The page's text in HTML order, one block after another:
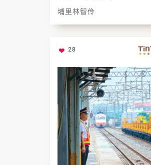
所以我選它當作
將來人生最後一天的照片
埔里林智伶
28